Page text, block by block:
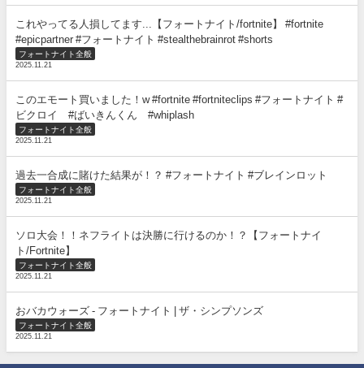
これやってる人損してます...【フォートナイト/fortnite】 #fortnite
#epicpartner #フォートナイト #stealthebrainrot #shorts
フォートナイト全般
2025.11.21
このエモート買いました！w #fortnite #fortniteclips #フォートナイト #
ビクロイ #ばいきんくん #whiplash
フォートナイト全般
2025.11.21
過去一合成に賭けた結果が！？ #フォートナイト #ブレインロット
フォートナイト全般
2025.11.21
ソロ大会！！ネフライトは決勝に行けるのか！？【フォートナイ
ト/Fortnite】
フォートナイト全般
2025.11.21
おバカウォーズ - フォートナイト | ザ・シンプソンズ
フォートナイト全般
2025.11.21